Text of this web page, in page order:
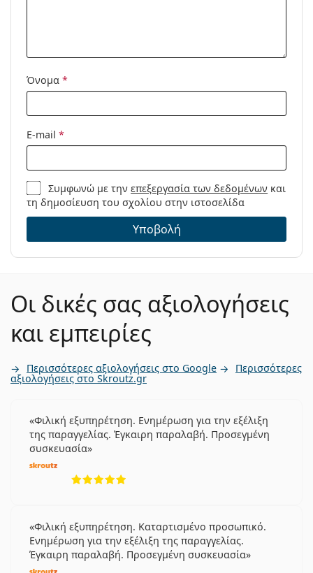
Όνομα *
E-mail *
Συμφωνώ με τηνεπεξεργασία των δεδομένων και
τη δημοσίευση του σχολίου στην ιστοσελίδα
Υποβολή
Οι δικές σας αξιολογήσεις
και εμπειρίες
Περισσότερες αξιολογήσεις στο Google Περισσότερες
αξιολογήσεις στο Skroutz.gr
Φιλική εξυπηρέτηση. Ενημέρωση για την εξέλιξη
της παραγγελίας. Έγκαιρη παραλαβή. Προσεγμένη
συσκευασία
Φιλική εξυπηρέτηση. Καταρτισμένο προσωπικό.
Ενημέρωση για την εξέλιξη της παραγγελίας.
Έγκαιρη παραλαβή. Προσεγμένη συσκευασία